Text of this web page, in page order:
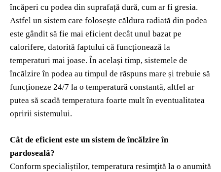
încăperi cu podea din suprafață dură, cum ar fi gresia.
Astfel un sistem care folosește căldura radiată din podea
este gândit să fie mai eficient decât unul bazat pe
calorifere, datorită faptului că funcționează la
temperaturi mai joase. În același timp, sistemele de
încălzire în podea au timpul de răspuns mare și trebuie să
funcționeze 24/7 la o temperatură constantă, altfel ar
putea să scadă temperatura foarte mult în eventualitatea
opririi sistemului.
Cât de eficient este un sistem de încălzire în
pardoseală?
Conform specialiștilor, temperatura resimţită la o anumită